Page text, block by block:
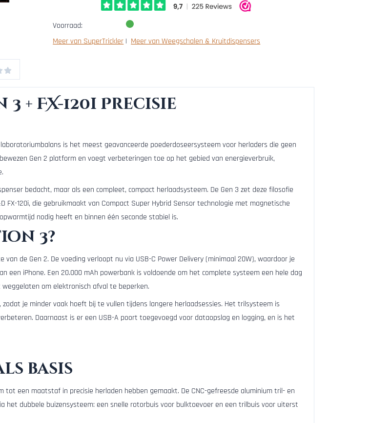
Voorraad:
Meer van SuperTrickler | Meer van Weegschalen & Kruitdispensers
+ FX-120i Precisie
laboratoriumbalans is het meest geavanceerde poederdoseersysteem voor herladers die geen
Gen 2 platform en voegt verbeteringen toe op het gebied van energieverbruik,
bedacht, maar als een compleet, compact herlaadsysteem. De Gen 3 zet deze filosofie
120i, die gebruikmaakt van Compact Super Hybrid Sensor technologie met magnetische
nodig heeft en binnen één seconde stabiel is.
3?
de Gen 2. De voeding verloopt nu via USB-C Power Delivery (minimaal 20W), waardoor je
een iPhone. Een 20.000 mAh powerbank is voldoende om het complete systeem een hele dag
om elektronisch afval te beperken.
je minder vaak hoeft bij te vullen tijdens langere herlaadsessies. Het trilsysteem is
Daarnaast is er een USB-A poort toegevoegd voor dataopslag en logging, en is het
basis
een maatstaf in precisie herladen hebben gemaakt. De CNC-gefreesde aluminium tril- en
het dubbele buizensysteem: een snelle rotorbuis voor bulktoevoer en een trilbuis voor uiterst